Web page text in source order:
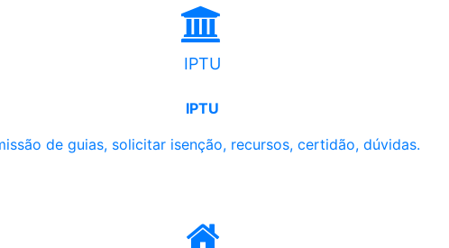
IPTU
IPTU
de guias, solicitar isenção, recursos, certidão, dúvidas.